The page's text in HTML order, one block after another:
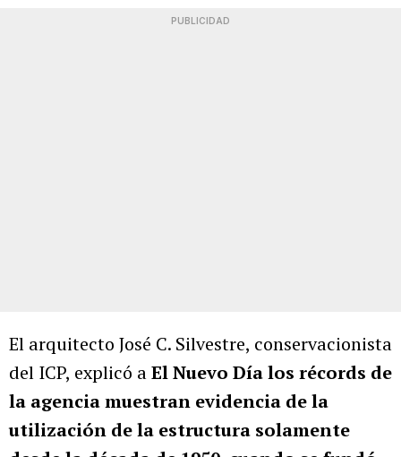
PUBLICIDAD
El arquitecto José C. Silvestre, conservacionista
del ICP, explicó aEl Nuevo Día los récords de
la agencia muestran evidencia de la
utilización de la estructura solamente